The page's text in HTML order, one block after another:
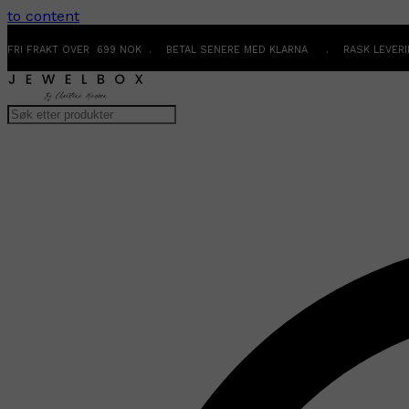
to content
FRI FRAKT OVER 699 NOK . BETAL SENERE MED KLARNA . RASK